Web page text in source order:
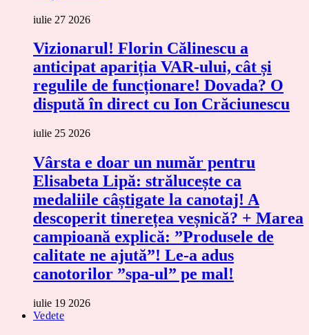
iulie 27 2026
Vizionarul! Florin Călinescu a
anticipat apariția VAR-ului, cât și
regulile de funcționare! Dovada? O
dispută în direct cu Ion Crăciunescu
iulie 25 2026
Vârsta e doar un număr pentru
Elisabeta Lipă: strălucește ca
medaliile câștigate la canotaj! A
descoperit tinerețea veșnică? + Marea
campioană explică: ”Produsele de
calitate ne ajută”! Le-a adus
canotorilor ”spa-ul” pe mal!
iulie 19 2026
Vedete